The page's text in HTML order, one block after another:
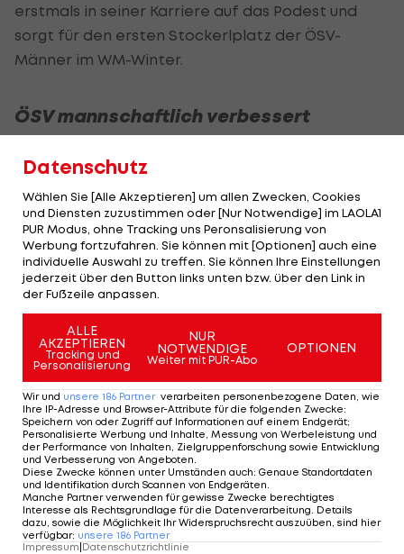
erstmals in seiner Karriere auf das Podest und
sorgt für den ersten Stockerlplatz der ÖSV-
Männer im WM-Winter.
ÖSV mannschaftlich verbessert
Österreichs Asse zeigen sich deutlich besser als
Athleten schaffen es unter die Top-10:Vincent
Kriechmayrwird Sechster (+0,81),Daniel
DanklmaierNeunter (+1,00).
Stefan Eichberger, in der Abfahrt beim Weltcup-
Debüt 20., liefert eine weitere Talentprobe und
wird 14. (+1,24).Otmar Striedinger
wird 23.
(+1,37),Daniel Hemetsbergerlandet auf Rang 25
(+1,44).
Raphael HaaserundStefan Babinskysind mit
starken Zwischenzeiten ebenso auf dem Weg zu
guten Platzierungen, scheiden aber aus.
Ergebnis des Super-G>>>
Datenschutz
Wählen Sie [Alle Akzeptieren] um allen Zwecken, Cookies
und Diensten zuzustimmen oder [Nur Notwendige] im LAOLA1
PUR Modus, ohne Tracking uns Peronsalisierung von
Werbung fortzufahren. Sie können mit [Optionen] auch eine
individuelle Auswahl zu treffen. Sie können Ihre Einstellungen
jederzeit über den Button links unten bzw. über den Link in
der Fußzeile anpassen.
ALLE
AKZEPTIEREN
Tracking und
Personalisierung
NUR
NOTWENDIGE
Weiter mit PUR-Abo
OPTIONEN
Wir und unsere 186 Partner verarbeiten personenbezogene Daten, wie
Ihre IP-Adresse und Browser-Attribute für die folgenden Zwecke:
Speichern von oder Zugriff auf Informationen auf einem Endgerät;
Personalisierte Werbung und Inhalte, Messung von Werbeleistung und
der Performance von Inhalten, Zielgruppenforschung sowie Entwicklung
und Verbesserung von Angeboten
Diese Zwecke können unter Umständen auch: Genaue Standortdaten
und Identifikation durch Scannen von Endgeräten
Manche Partner verwenden für gewisse Zwecke berechtigtes
Interesse als Rechtsgrundlage für die Datenverarbeitung. Details
dazu, sowie die Möglichkeit Ihr Widerspruchsrecht auszuüben, sind hier
verfügbar: unsere 186 Partner
Impressum|Datenschutzrichtlinie